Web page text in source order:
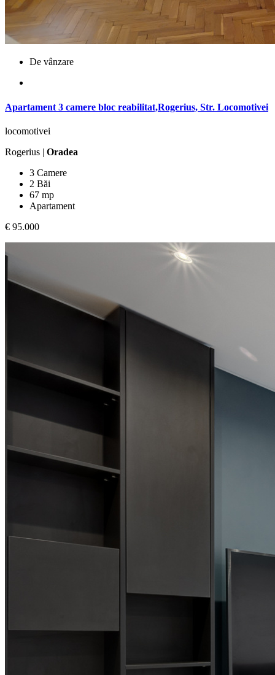
De vânzare
Apartament 3 camere bloc reabilitat,Rogerius, Str. Locomotivei
locomotivei
Rogerius | Oradea
3 Camere
2 Băi
67 mp
Apartament
€ 95.000